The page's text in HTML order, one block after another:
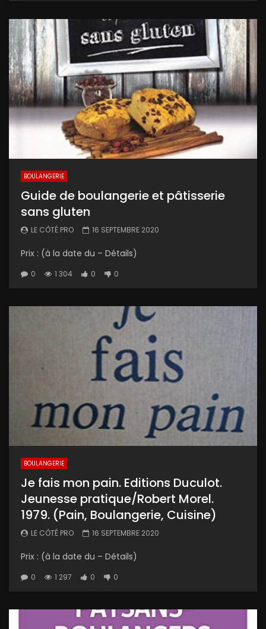
BOULANGERIE
Guide de boulangerie et pâtisserie
sans gluten
LE CÔTÉ PRO 16 SEPTEMBRE 2020
Prix : (à la date du – Détails)
0 1 304 0 0
BOULANGERIE
Je fais mon pain. Editions Duculot.
Jeunesse pratique/Robert Morel.
1979. (Pain, Boulangerie, Cuisine)
LE CÔTÉ PRO 16 SEPTEMBRE 2020
Prix : (à la date du – Détails)
0 1 297 0 0